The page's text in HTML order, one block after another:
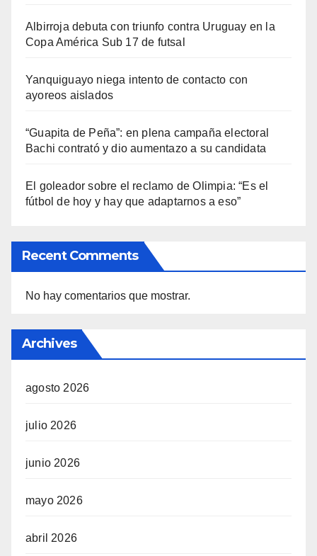
Albirroja debuta con triunfo contra Uruguay en la
Copa América Sub 17 de futsal
Yanquiguayo niega intento de contacto con
ayoreos aislados
“Guapita de Peña”: en plena campaña electoral
Bachi contrató y dio aumentazo a su candidata
El goleador sobre el reclamo de Olimpia: “Es el
fútbol de hoy y hay que adaptarnos a eso”
Recent Comments
No hay comentarios que mostrar.
Archives
agosto 2026
julio 2026
junio 2026
mayo 2026
abril 2026